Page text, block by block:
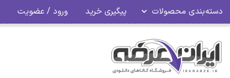
دسته‌بندی محصولات پیگیری خرید ورود / عضویت